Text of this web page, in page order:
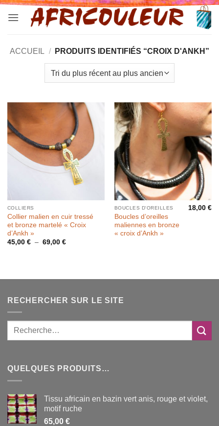
Passer
ACCUEIL / PRODUITS IDENTIFIÉS “CROIX D'ANKH”
COLLIERS
Collier malien en cuir tressé
et bronze martelé « Croix
d’Ankh »
45,00 € – 69,00 €Plage
BOUCLES D'OREILLES
Boucles d’oreilles
maliennes en bronze
« croix d’Ankh »
18,00€
RECHERCHER SUR LE SITE
QUELQUES PRODUITS…
Tissu africain en bazin vert anis, rouge et violet,
motif ruche
65,00 €